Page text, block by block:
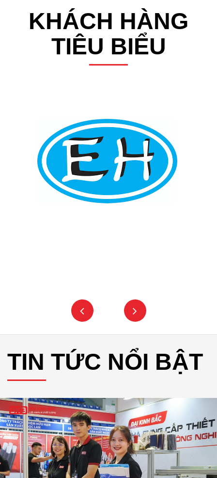
KHÁCH HÀNG
TIÊU BIỂU
TIN TỨC NỔI BẬT